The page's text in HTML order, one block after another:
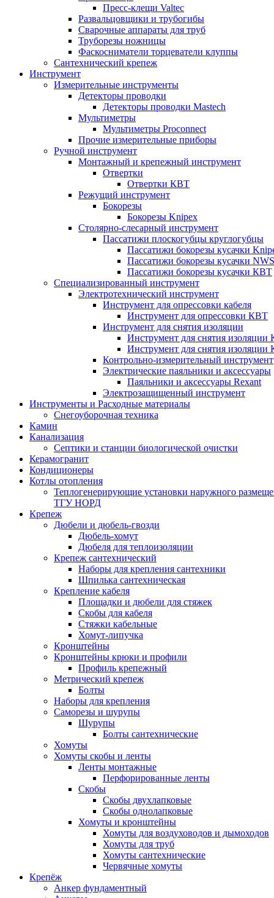
Пресс-клещи Valtec
Развальцовщики и трубогибы
Сварочные аппараты для труб
Труборезы ножницы
Фаскосниматели торцеватели клуппы
Сантехнический крепеж
Инструмент
Измерительные инструменты
Детекторы проводки
Детекторы проводки Mastech
Мультиметры
Мультиметры Proconnect
Прочие измерительные приборы
Ручной инструмент
Монтажный и крепежный инструмент
Отвертки
Отвертки КВТ
Режущий инструмент
Бокорезы
Бокорезы Knipex
Столярно-слесарный инструмент
Пассатижи плоскогубцы круглогубцы
Пассатижи бокорезы кусачки
Пассатижи бокорезы кусачки NWS
Пассатижи бокорезы кусачки КВТ
Специализированный инструмент
Электротехнический инструмент
Инструмент для опрессовки кабеля
Инструмент для опрессовки КВТ
Инструмент для снятия изоляции
Инструмент для снятия изоляции
Инструмент для снятия
Контрольно-измерительный инструмент
Электрические паяльники и аксессуары
Паяльники и аксессуары Rexant
Электрозащищенный инструмент
Инструменты и Расходные материалы
Снегоуборочная техника
Камин
Канализация
Септики и станции биологической очистки
Керамогранит
Кондиционеры
Котлы отопления
Теплогенерирующие установки наружного
ТГУ НОРД
Крепеж
Дюбели и дюбель-гвозди
Дюбель-хомут
Дюбеля для теплоизоляции
Крепеж сантехнический
Наборы для крепления сантехники
Шпилька сантехническая
Крепление кабеля
Площадки и дюбели для стяжек
Скобы для кабеля
Стяжки кабельные
Хомут-липучка
Кронштейны
Кронштейны крюки и профили
Профиль крепежный
Метрический крепеж
Болты
Наборы для крепления
Саморезы и шурупы
Шурупы
Болты сантехнические
Хомуты
Хомуты скобы и ленты
Ленты монтажные
Перфорированные ленты
Скобы
Скобы двухлапковые
Скобы однолапковые
Хомуты и кронштейны
Хомуты для воздуховодов и дымоходов
Хомуты для труб
Хомуты сантехнические
Червячные хомуты
Крепёж
Анкер фундаментный